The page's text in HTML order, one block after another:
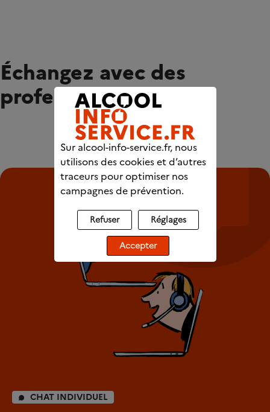
Échangez avec des
professionnels
CHAT INDIVIDUEL
Sur alcool-info-service.fr, nous
utilisons des cookies et d’autres
traceurs pour optimiser nos
campagnes de prévention.
Refuser Réglages
Accepter